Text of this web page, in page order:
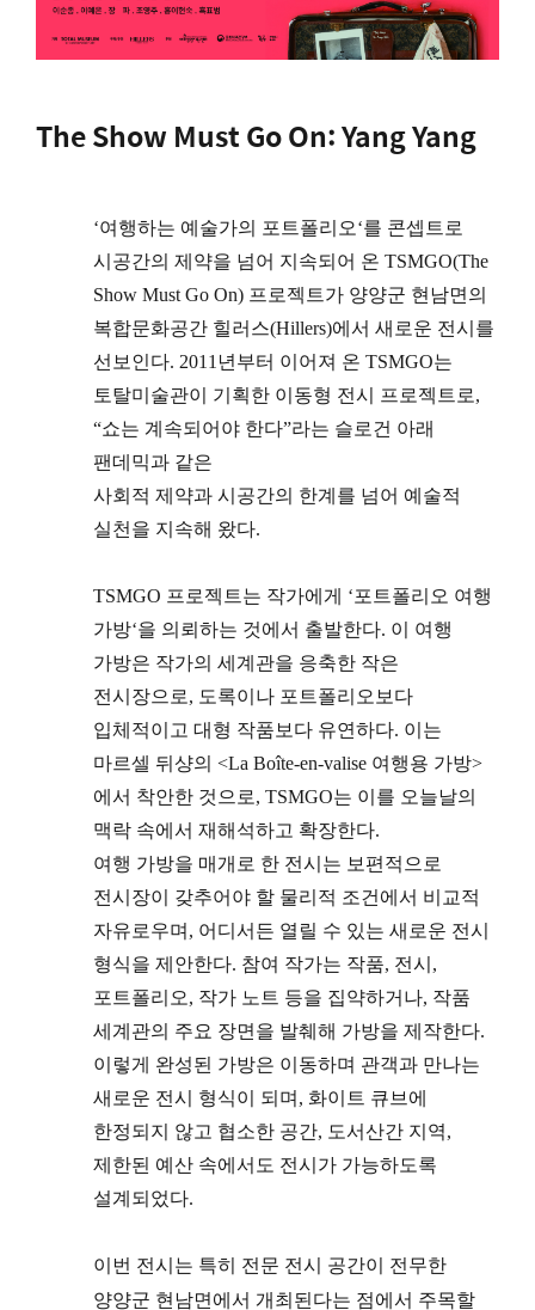
The Show Must Go On: Yang Yang
‘여행하는 예술가의 포트폴리오‘를 콘셉트로
시공간의 제약을 넘어 지속되어 온 TSMGO(The
Show Must Go On) 프로젝트가 양양군 현남면의
복합문화공간 힐러스(Hillers)에서 새로운 전시를
선보인다. 2011 년부터 이어져 온 TSMGO는
토탈미술관이 기획한 이동형 전시 프로젝트로,
“쇼는 계속되어야 한다”라는 슬로건 아래
팬데믹과 같은
사회적 제약과 시공간의 한계를 넘어 예술적
실천을 지속해 왔다.
TSMGO 프로젝트는 작가에게 ‘포트폴리오 여행
가방‘을 의뢰하는 것에서 출발한다. 이 여행
가방은 작가의 세계관을 응축한 작은
전시장으로, 도록이나 포트폴리오보다
입체적이고 대형 작품보다 유연하다. 이는
마르셀 뒤샹의 <La Boîte-en-valise 여행용 가방>
에서 착안한 것으로, TSMGO는 이를 오늘날의
맥락 속에서 재해석하고 확장한다.
여행 가방을 매개로 한 전시는 보편적으로
전시장이 갖추어야 할 물리적 조건에서 비교적
자유로우며 , 어디서든 열릴 수 있는 새로운 전시
형식을 제안한다. 참여 작가는 작품, 전시 ,
포트폴리오, 작가 노트 등을 집약하거나, 작품
세계관의 주요 장면을 발췌해 가방을 제작한다.
이렇게 완성된 가방은 이동하며 관객과 만나는
새로운 전시 형식이 되며 , 화이트 큐브에
한정되지 않고 협소한 공간, 도서산간 지역,
제한된 예산 속에서도 전시가 가능하도록
설계되었다.
이번 전시는 특히 전문 전시 공간이 전무한
양양군 현남면에서 개최된다는 점에서 주목할